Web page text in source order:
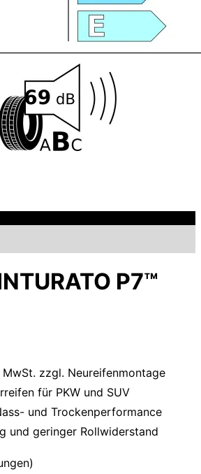
P7™
zzgl. Neureifenmontage
für PKW und SUV
und Trockenperformance
und geringer Rollwiderstand